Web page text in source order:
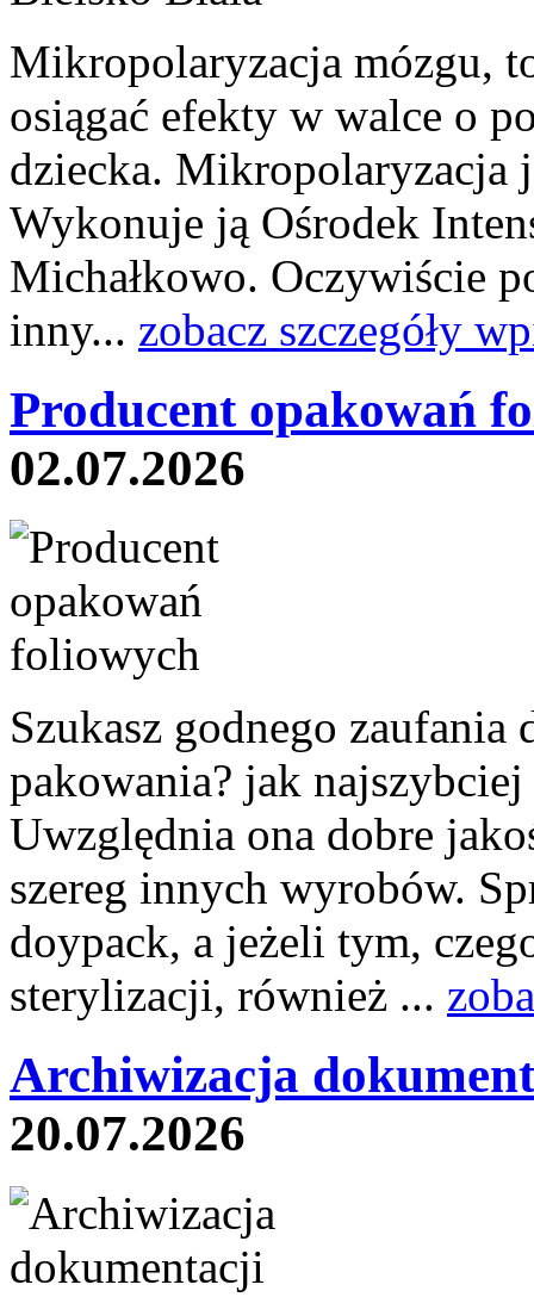
Mikropolaryzacja mózgu,
osiągać efekty w walce o
dziecka. Mikropolaryzacja
Wykonuje ją Ośrodek
Michałkowo. Oczywiście
inny... zobacz szczegóły
Producent opakowań
02.07.2026
Szukasz godnego
pakowania? jak
Uwzględnia ona dobre
szereg innych wyrobów.
doypack, a jeżeli tym,
sterylizacji, również ...
Archiwizacja
20.07.2026